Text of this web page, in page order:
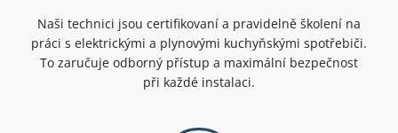
Naši technici jsou certifikovaní a pravidelně školení na
práci s elektrickými a plynovými kuchyňskými spotřebiči.
To zaručuje odborný přístup a maximální bezpečnost
při každé instalaci.